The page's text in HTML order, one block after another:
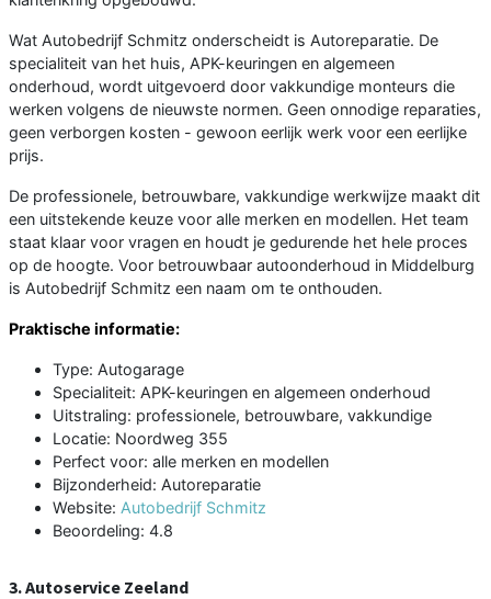
Wat Autobedrijf Schmitz onderscheidt is Autoreparatie. De
specialiteit van het huis, APK-keuringen en algemeen
onderhoud, wordt uitgevoerd door vakkundige monteurs die
werken volgens de nieuwste normen. Geen onnodige reparaties,
geen verborgen kosten - gewoon eerlijk werk voor een eerlijke
prijs.
De professionele, betrouwbare, vakkundige werkwijze maakt dit
een uitstekende keuze voor alle merken en modellen. Het team
staat klaar voor vragen en houdt je gedurende het hele proces
op de hoogte. Voor betrouwbaar autoonderhoud in Middelburg
is Autobedrijf Schmitz een naam om te onthouden.
Praktische informatie:
Type: Autogarage
Specialiteit: APK-keuringen en algemeen onderhoud
Uitstraling: professionele, betrouwbare, vakkundige
Locatie: Noordweg 355
Perfect voor: alle merken en modellen
Bijzonderheid: Autoreparatie
Website: Autobedrijf Schmitz
Beoordeling: 4.8
3. Autoservice Zeeland